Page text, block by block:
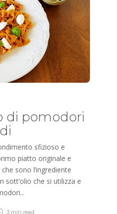
di pomodori
sfizioso e
piatto originale e
sono l’ingrediente
sott’olio che si utilizza e
3 min read